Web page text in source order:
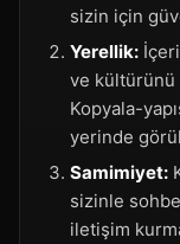
sizin için
Yerellik:
ve kültürünü
Kopyala-
yerinde
Samimiyet:
sizinle
iletişim